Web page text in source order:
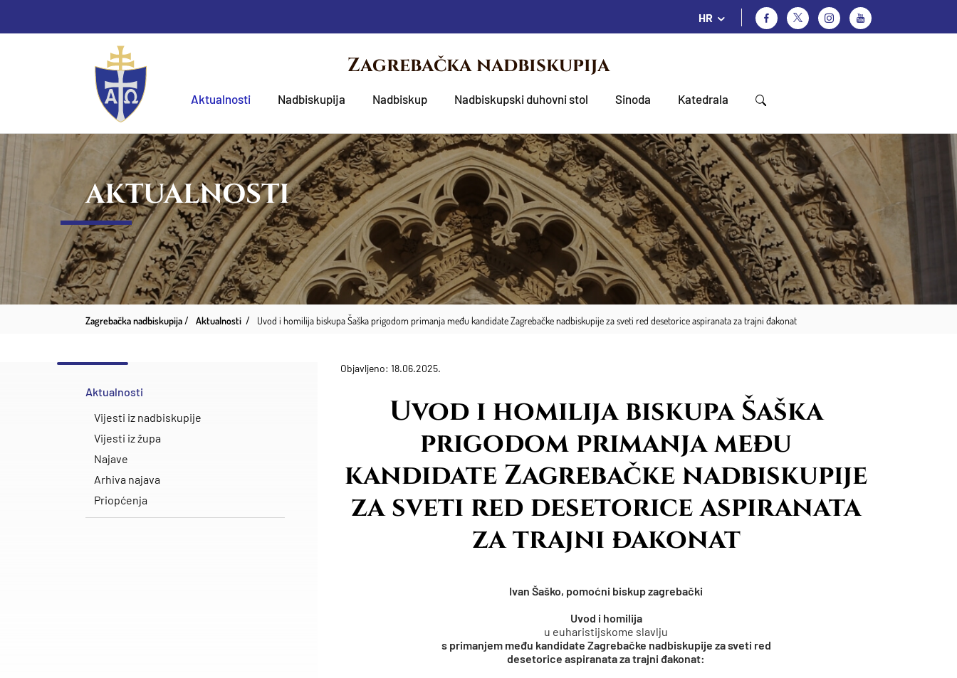
HR
Zagrebačka nadbiskupija
Aktualnosti Nadbiskupija Nadbiskup Nadbiskupski duhovni stol Sinoda Katedrala
AKTUALNOSTI
Zagrebačka nadbiskupija Aktualnosti Uvod i homilija biskupa Šaška prigodom primanja među kandidate Zagrebačke nadbiskupije za sveti red desetorice aspiranata za trajni đakonat
Aktualnosti
Vijesti iz nadbiskupije
Vijesti iz župa
Najave
Arhiva najava
Priopćenja
Objavljeno: 18.06.2025.
Uvod i homilija biskupa Šaška
prigodom primanja među
kandidate Zagrebačke nadbiskupije
za sveti red desetorice aspiranata
za trajni đakonat
Ivan Šaško, pomoćni biskup zagrebački
Uvod i homilija
u euharistijskome slavlju
s primanjem među kandidate Zagrebačke nadbiskupije za sveti red
desetorice aspiranata za trajni đakonat: